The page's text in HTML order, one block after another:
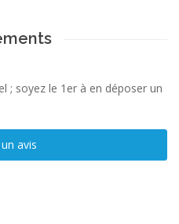
; soyez le 1er à en déposer un
avis